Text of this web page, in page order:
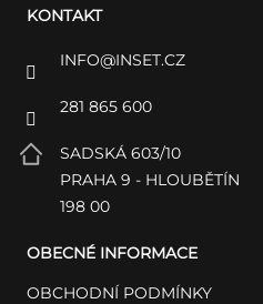
KONTAKT
INFO@INSET.CZ
281 865 600
SADSKÁ 603/10
PRAHA 9 - HLOUBĚTÍN
198 00
OBECNÉ INFORMACE
OBCHODNÍ PODMÍNKY